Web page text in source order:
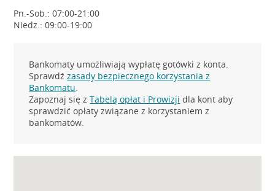
Pn.-Sob.: 07:00-21:00
Niedz.: 09:00-19:00
Bankomaty umożliwiają wypłatę gotówki z konta.
Sprawdźzasady bezpiecznego korzystania z
Bankomatu.
Zapoznaj się zTabelą opłat i Prowizji dla kont aby
sprawdzić opłaty związane z korzystaniem z
bankomatów.